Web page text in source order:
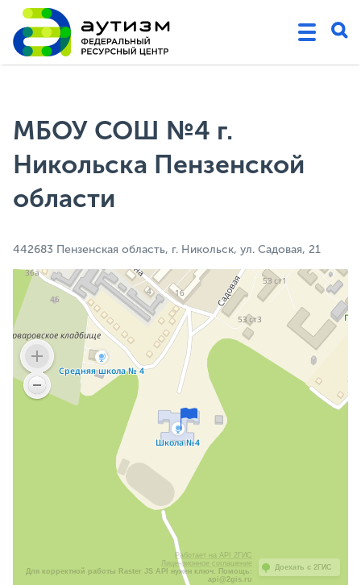
МБОУ СОШ №4 г.
Никольска Пензенской
области
442683 Пензенская область, г. Никольск, ул. Садовая, 21
Работает на API 2ГИС
Лицензионное соглашение
Для корректной работы Raster JS API нужен ключ. Помощь:
api@2gis.ru
Доехать с 2ГИС